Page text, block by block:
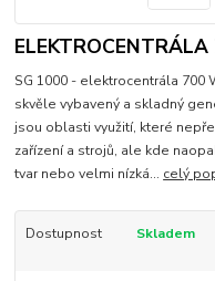
SG 1000 - elektrocentrála 700
skvěle vybavený a skladný
jsou oblasti využití, které
zařízení a strojů, ale kde
tvar nebo velmi nízká... celý
Dostupnost Skladem